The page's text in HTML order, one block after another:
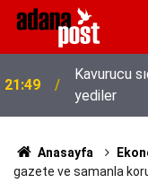
Kavurucu
yediler
21:31
İletişim
Ekseninde
İletişim
Anasayfa
gazete ve samanla